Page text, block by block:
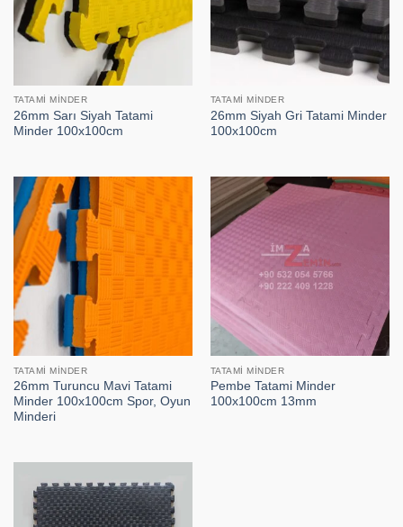
TATAMI MINDER
26mm Sarı Siyah Tatami
Minder 100x100cm
TATAMI MINDER
26mm Siyah Gri Tatami Minder
100x100cm
TATAMI MINDER
26mm Turuncu Mavi Tatami
Minder 100x100cm Spor, Oyun
Minderi
TATAMI MINDER
Pembe Tatami Minder
100x100cm 13mm